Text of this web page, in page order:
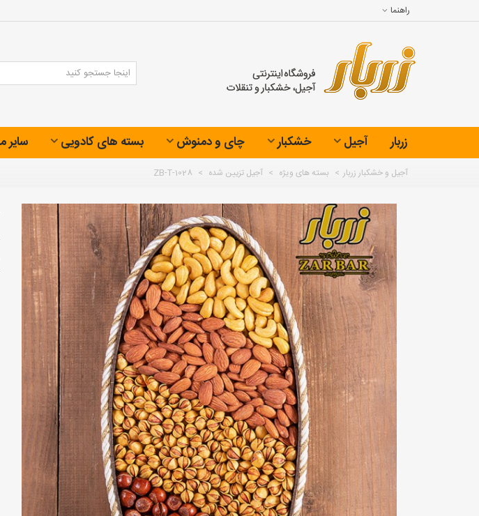
راهنما
زربار آجیل خشکبار چای و دمنوش بسته های کادویی سایر
آجیل و خشکبار زربار > بسته های ویژه > آجیل تزیین شده >
ZB-T-1028